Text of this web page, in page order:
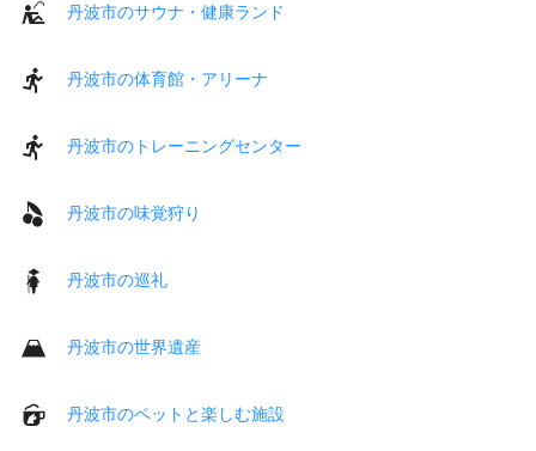
丹波市のサウナ・健康ランド
丹波市の体育館・アリーナ
丹波市のトレーニングセンター
丹波市の味覚狩り
丹波市の巡礼
丹波市の世界遺産
丹波市のペットと楽しむ施設